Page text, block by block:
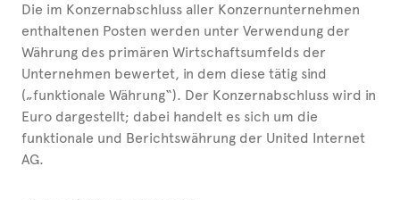
Die im Konzernabschluss aller Konzernunternehmen
enthaltenen Posten werden unter Verwendung der
Währung des primären Wirtschaftsumfelds der
Unternehmen bewertet, in dem diese tätig sind
(„funktionale Währung“). Der Konzernabschluss wird in
Euro dargestellt; dabei handelt es sich um die
funktionale und Berichtswährung der United Internet
AG.